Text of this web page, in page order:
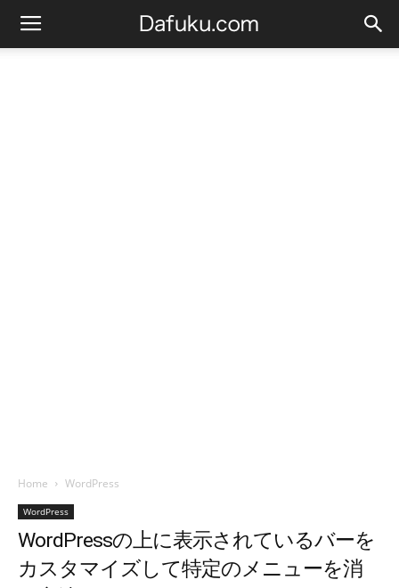
Home WordPress
WordPress
WordPressの上に表示されているバーを
カスタマイズして特定のメニューを消